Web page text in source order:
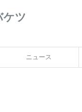
ケツ
ニュース